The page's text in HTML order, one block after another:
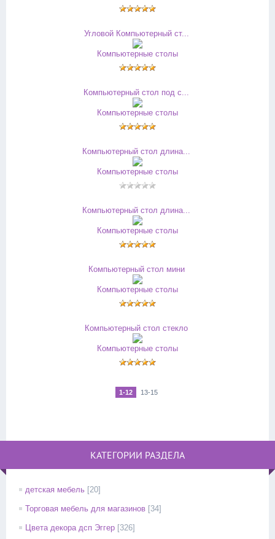
Угловой Компьютерный ст...
Компьютерные столы
Компьютерный стол под с...
Компьютерные столы
Компьютерный стол длина...
Компьютерные столы
Компьютерный стол длина...
Компьютерные столы
Компьютерный стол мини
Компьютерные столы
Компьютерный стол стекло
Компьютерные столы
1-12 13-15
КАТЕГОРИИ РАЗДЕЛА
детская мебель [20]
Торговая мебель для магазинов [34]
Цвета декора дсп Эггер [326]